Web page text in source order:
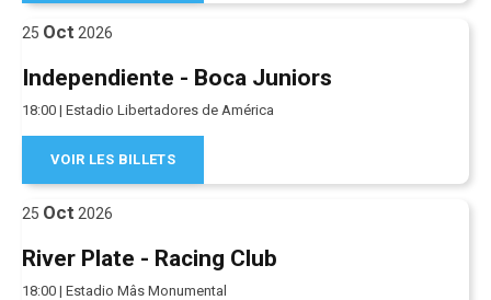
25 Oct 2026
Independiente - Boca Juniors
18:00 | Estadio Libertadores de América
VOIR LES BILLETS
25 Oct 2026
River Plate - Racing Club
18:00 | Estadio Mâs Monumental